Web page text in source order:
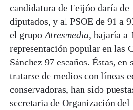
candidatura de Feijóo daría de
diputados, y al PSOE de 91 a
el grupo Atresmedia, bajaría a
representación popular en las
Sánchez 97 escaños. Éstas,
tratarse de medios con líneas
conservadoras, han sido
secretaria de Organización